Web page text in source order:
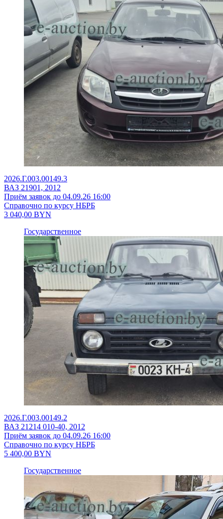
2026.Г.003.00149.3
ВАЗ 21901, 2012
Приём заявок до 04.09.26 16:00
Справочно по курсу НБРБ
3 040,00 BYN
Государственное
2026.Г.003.00149.2
ВАЗ 21214 010-40, 2012
Приём заявок до 04.09.26 16:00
Справочно по курсу НБРБ
5 400,00 BYN
Государственное